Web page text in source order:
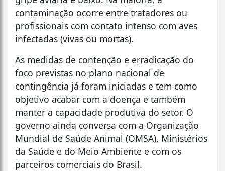
contaminação ocorre entre tratadores ou
profissionais com contato intenso com aves
infectadas (vivas ou mortas).
As medidas de contenção e erradicação do
foco previstas no plano nacional de
contingência já foram iniciadas e tem como
objetivo acabar com a doença e também
manter a capacidade produtiva do setor. O
governo ainda conversa com a Organização
Mundial de Saúde Animal (OMSA), Ministérios
da Saúde e do Meio Ambiente e com os
parceiros comerciais do Brasil.